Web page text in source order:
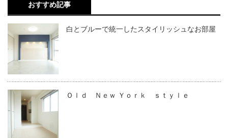
おすすめ記事
白とブルーで統一したスタイリッシュなお部屋
Ｏｌｄ Ｎｅｗ Ｙｏｒｋ ｓｔｙｌｅ